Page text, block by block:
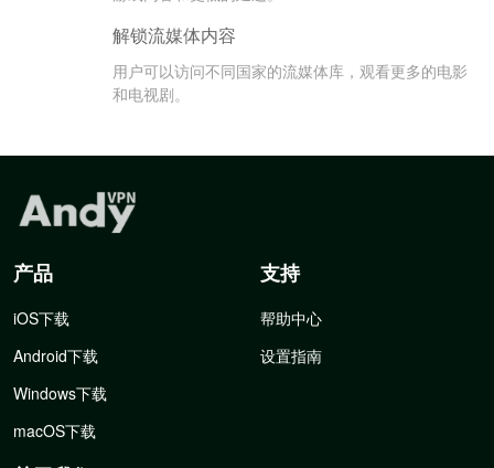
解锁流媒体内容
用户可以访问不同国家的流媒体库，观看更多的电影
和电视剧。
产品
iOS下载
Android下载
Windows下载
macOS下载
支持
帮助中心
设置指南